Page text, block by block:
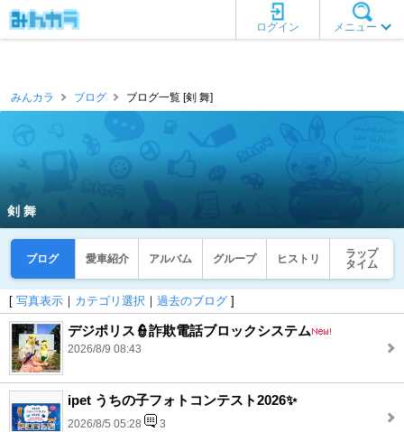
メニュー
ログイン
みんカラ ブログ ブログ一覧 [剣 舞]
剣 舞
ブログ 愛車紹介 アルバム グループ ヒストリ
ラップ
タイム
[ 写真表示 ｜ カテゴリ選択 ｜ 過去のブログ ]
デジポリス👮詐欺電話ブロックシステム
2026/8/9 08:43
ipet うちの子フォトコンテスト2026✨
2026/8/5 05:28 3